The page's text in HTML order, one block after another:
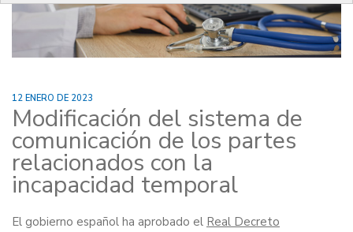
12 ENERO DE 2023
Modificación del sistema de
comunicación de los partes
relacionados con la
incapacidad temporal
El gobierno español ha aprobado el Real Decreto